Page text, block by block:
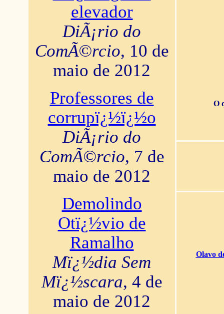
elevador
DiÃ¡rio do
ComÃ©rcio, 10 de
maio de 2012
Professores de
corrupï¿½ï¿½o
DiÃ¡rio do
ComÃ©rcio, 7 de
maio de 2012
Demolindo
Otï¿½vio de
Ramalho
Mï¿½dia Sem
Mï¿½scara, 4 de
maio de 2012
O
Olavo